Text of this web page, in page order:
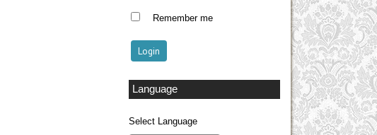
Remember me
Language
Select Language